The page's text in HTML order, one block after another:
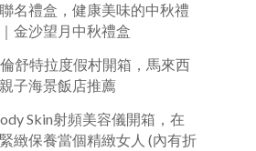
名禮盒，健康美味的中秋禮
金沙望月中秋禮盒
舒特拉度假村開箱，馬來西
子海景飯店推薦
Skin射頻美容儀開箱，在
緻保養當個精緻女人 (內有折